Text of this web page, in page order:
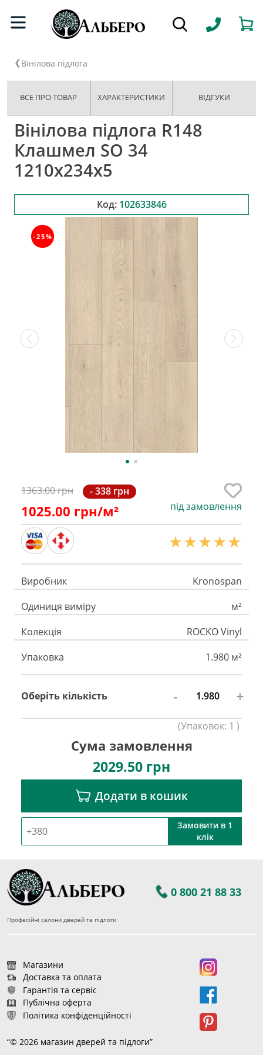
Вінілова підлога
ВСЕ ПРО ТОВАР ХАРАКТЕРИСТИКИ ВІДГУКИ
Вінілова підлога R148
Клашмел SO 34
1210x234x5
Код: 102633846
-25%
1363.00 грн - 338 грн
1025.00 грн/м² під замовлення
Виробник
Kronospan
Одиниця виміру
м²
Колекція
ROCKO Vinyl
Упаковка
1.980 м²
Оберіть кількість - +
(Упаковок: 1 )
Сума замовлення
2029.50 грн
Додати в кошик
Замовити в 1
клік
0 800 21 88 33
Професійні салони дверей та підлоги
Магазини
Доставка та оплата
Гарантія та сервіс
Публічна оферта
Політика конфіденційності
“© 2026 магазин дверей та підлоги”